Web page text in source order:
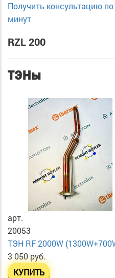
Получить консультацию
минут
RZL 200
ТЭНы
арт.
20053
ТЭН RF 2000W
3 050 руб.
КУПИТЬ